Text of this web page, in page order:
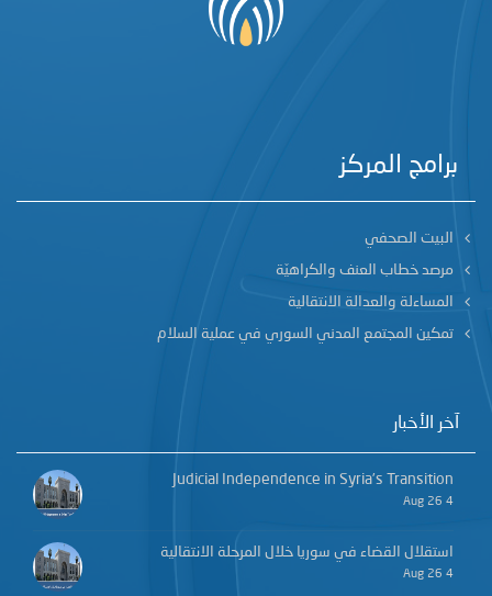
برامج المركز
البيت الصحفي
مرصد خطاب العنف والكراهيّة
المساءلة والعدالة الانتقالية
تمكين المجتمع المدني السوري في عملية السلام
آخر الأخبار
Judicial Independence in Syria’s Transition
4 Aug 26
استقلال القضاء في سوريا خلال المرحلة الانتقالية
4 Aug 26